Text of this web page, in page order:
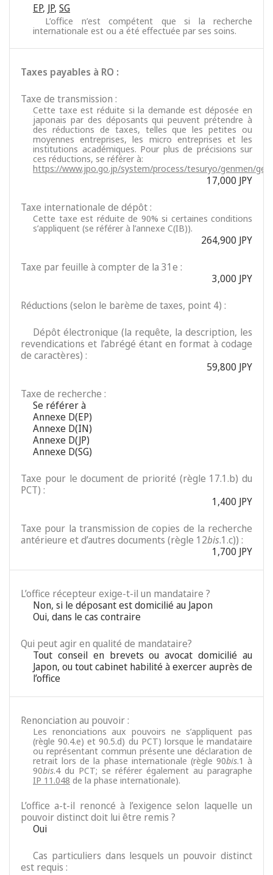
EP, JP, SG
L’office n’est compétent que si la recherche
internationale est ou a été effectuée par ses soins.
Taxes payables à RO :
Taxe de transmission :
Cette taxe est réduite si la demande est déposée en
japonais par des déposants qui peuvent prétendre à
des réductions de taxes, telles que les petites ou
moyennes entreprises, les micro entreprises et les
institutions académiques. Pour plus de précisions sur
ces réductions, se référer à:
https://www.jpo.go.jp/system/process/tesuryo/genmen/
17,000 JPY
Taxe internationale de dépôt :
Cette taxe est réduite de 90% si certaines conditions
s’appliquent (se référer à l’annexe C(IB)).
264,900 JPY
Taxe par feuille à compter de la 31e :
3,000 JPY
Réductions (selon le barème de taxes, point 4) :
Dépôt électronique (la requête, la description, les
revendications et l’abrégé étant en format à codage
de caractères) :
59,800 JPY
Taxe de recherche :
Se référer à
Annexe D(EP)
Annexe D(IN)
Annexe D(JP)
Annexe D(SG)
Taxe pour le document de priorité (règle 17.1.b) du
PCT) :
1,400 JPY
Taxe pour la transmission de copies de la recherche
antérieure et d’autres documents (règle 12bis.1.c)) :
1,700 JPY
L’office récepteur exige-t-il un mandataire ?
Non, si le déposant est domicilié au Japon
Oui, dans le cas contraire
Qui peut agir en qualité de mandataire?
Tout conseil en brevets ou avocat domicilié au
Japon, ou tout cabinet habilité à exercer auprès de
l’office
Renonciation au pouvoir :
Les renonciations aux pouvoirs ne s’appliquent pas
(règle 90.4.e) et 90.5.d) du PCT) lorsque le mandataire
ou représentant commun présente une déclaration de
retrait lors de la phase internationale (règle 90bis.1 à
90bis.4 du PCT; se référer également au paragraphe
IP 11.048 de la phase internationale).
L’office a-t-il renoncé à l’exigence selon laquelle un
pouvoir distinct doit lui être remis ?
Oui
Cas particuliers dans lesquels un pouvoir distinct
est requis :